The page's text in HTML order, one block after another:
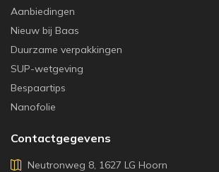
Aanbiedingen
Nieuw bij Baas
Duurzame verpakkingen
SUP-wetgeving
Bespaartips
Nanofolie
Contactgegevens
Neutronweg 8, 1627 LG Hoorn